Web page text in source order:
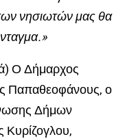
νησιωτών μας θα
Ο Δήμαρχος
Παπαθεοφάνους, ο
Δήμων